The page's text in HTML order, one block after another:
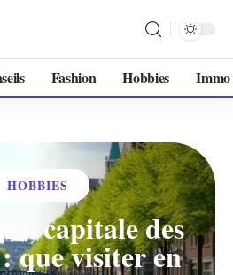
Fashion Hobbies Immo
HOBBIES
capitale des
que visiter en